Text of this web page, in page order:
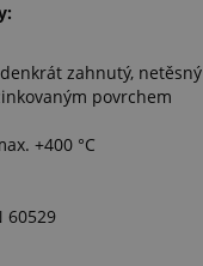
zahnutý, netěsný
povrchem
+400 °C
60529